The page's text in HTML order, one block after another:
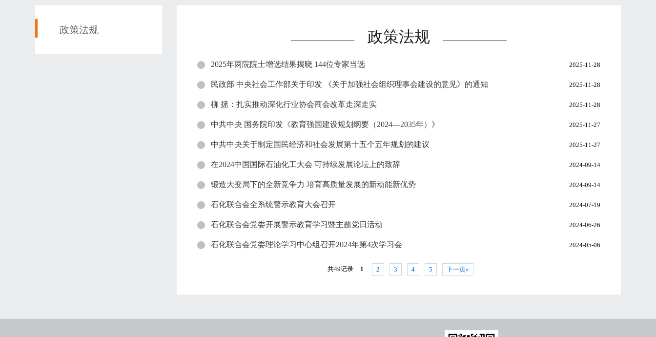
政策法规
—————————— 政策法规 ——————————
2025年两院院士增选结果揭晓 144位专家当选 2025-11-28
民政部 中央社会工作部关于印发 《关于加强社会组织理事会建设的意见》的通知 2025-11-28
柳 拯：扎实推动深化行业协会商会改革走深走实 2025-11-28
中共中央 国务院印发《教育强国建设规划纲要（2024—2035年）》 2025-11-27
中共中央关于制定国民经济和社会发展第十五个五年规划的建议 2025-11-27
在2024中国国际石油化工大会 可持续发展论坛上的致辞 2024-09-14
锻造大变局下的全新竞争力 培育高质量发展的新动能新优势 2024-09-14
石化联合会全系统警示教育大会召开 2024-07-19
石化联合会党委开展警示教育学习暨主题党日活动 2024-06-26
石化联合会党委理论学习中心组召开2024年第4次学习会 2024-05-06
共49记录 1 2 3 4 5 下一页»